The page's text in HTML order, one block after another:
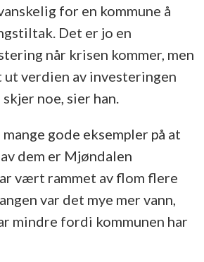
for en kommune å
Det er jo en
når krisen kommer, men
verdien av investeringen
noe, sier han.
gode eksempler på at
dem er Mjøndalen
vært rammet av flom flere
var det mye mer vann,
mindre fordi kommunen har